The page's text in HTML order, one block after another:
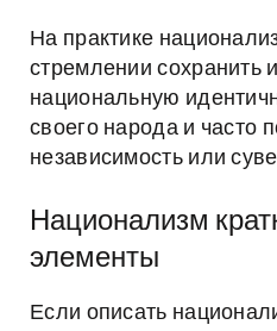
На практике
стремлении сохранить
национальную
своего народа и часто
независимость или
Национализм
элементы
Если описать